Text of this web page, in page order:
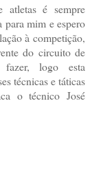
atletas é sempre
para mim e espero
à competição,
do circuito de
fazer, logo esta
técnicas e táticas
o técnico José